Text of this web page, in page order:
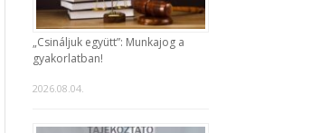
„Csináljuk együtt”: Munkajog a
gyakorlatban!
2026.08.04.